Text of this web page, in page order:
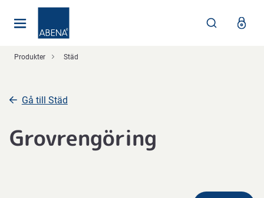
Produkter Städ
Gå till Städ
Grovrengöring